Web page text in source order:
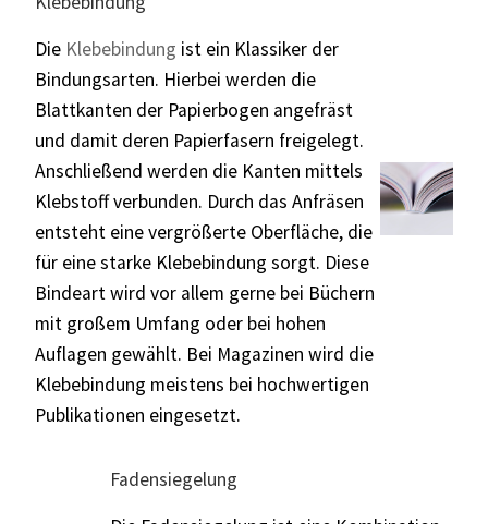
Die Klebebindung ist ein Klassiker der
Bindungsarten. Hierbei werden die
Blattkanten der Papierbogen angefräst
und damit deren Papierfasern freigelegt.
Anschließend werden die Kanten mittels
Klebstoff verbunden. Durch das Anfräsen
entsteht eine vergrößerte Oberfläche, die
für eine starke Klebebindung sorgt. Diese
Bindeart wird vor allem gerne bei Büchern
mit großem Umfang oder bei hohen
Auflagen gewählt. Bei Magazinen wird die
Klebebindung meistens bei hochwertigen
Publikationen eingesetzt.
Fadensiegelung